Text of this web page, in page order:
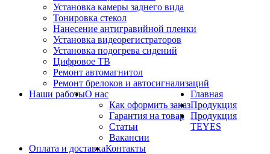
Установка камеры заднего вида
Тонировка стекол
Нанесение антигравийной пленки
Установка видеорегистраторов
Установка подогрева сидений
Цифровое ТВ
Ремонт автомагнитол
Ремонт брелоков и автосигнализаций
Наши работыО нас
Как оформить заказ
Гарантия на товар
Статьи
Вакансии
Оплата и доставкаКонтакты
Главная
Продукция
Продукция
TEYES